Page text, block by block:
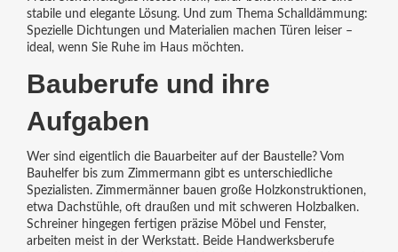
stabile und elegante Lösung. Und zum Thema Schalldämmung:
Spezielle Dichtungen und Materialien machen Türen leiser –
ideal, wenn Sie Ruhe im Haus möchten.
Bauberufe und ihre
Aufgaben
Wer sind eigentlich die Bauarbeiter auf der Baustelle? Vom
Bauhelfer bis zum Zimmermann gibt es unterschiedliche
Spezialisten. Zimmermänner bauen große Holzkonstruktionen,
etwa Dachstühle, oft draußen und mit schweren Holzbalken.
Schreiner hingegen fertigen präzise Möbel und Fenster,
arbeiten meist in der Werkstatt. Beide Handwerksberufe